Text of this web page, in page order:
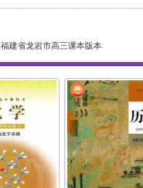
福建省龙岩市高三课本版本